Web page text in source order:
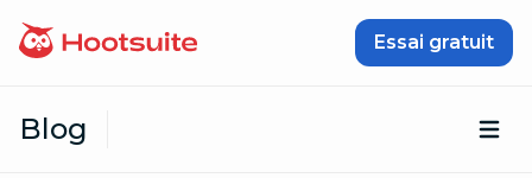
Essai gratuit
Blog